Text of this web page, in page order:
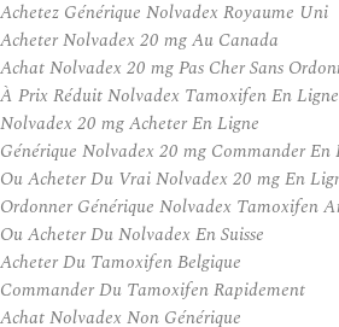
Achetez Générique Nolvadex Royaume Uni
Acheter Nolvadex 20 mg Au Canada
Achat Nolvadex 20 mg Pas Cher Sans
À Prix Réduit Nolvadex Tamoxifen En Ligne
Nolvadex 20 mg Acheter En Ligne
Générique Nolvadex 20 mg Commander En
Ou Acheter Du Vrai Nolvadex 20 mg En
Ordonner Générique Nolvadex Tamoxifen
Ou Acheter Du Nolvadex En Suisse
Acheter Du Tamoxifen Belgique
Commander Du Tamoxifen Rapidement
Achat Nolvadex Non Générique